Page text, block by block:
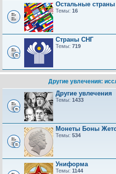
Остальные
Темы: 16
Страны СНГ
Темы: 719
Другие увлечения:
Другие увлечения
Темы: 1433
Монеты Боны
Темы: 534
Униформа
Темы: 1144